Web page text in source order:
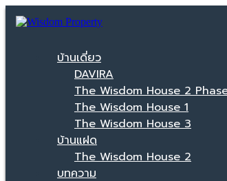
บ้านเดี่ยว
DAVIRA
The Wisdom House 2
The Wisdom House 1
The Wisdom House 3
บ้านแฝด
The Wisdom House 2
บทความ